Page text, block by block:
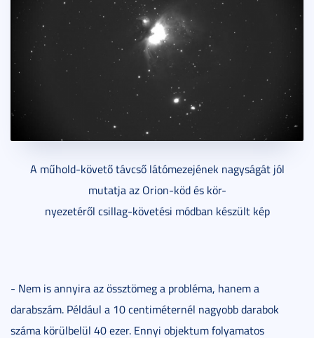
A műhold-követő távcső látómezejének nagyságát jól
mutatja az Orion-köd és kör-
nyezetéről csillag-követési módban készült kép
- Nem is annyira az össztömeg a probléma, hanem a
darabszám. Például a 10 centiméternél nagyobb darabok
száma körülbelül 40 ezer. Ennyi objektum folyamatos